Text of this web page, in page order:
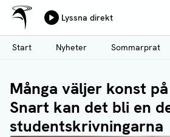
Hoppa
till
huvudinnehåll
Ålands Radio & TV
Lyssna direkt
Start
Nyheter Sommarprat
Många väljer konst
Snart kan det bli en
studentskrivningarna